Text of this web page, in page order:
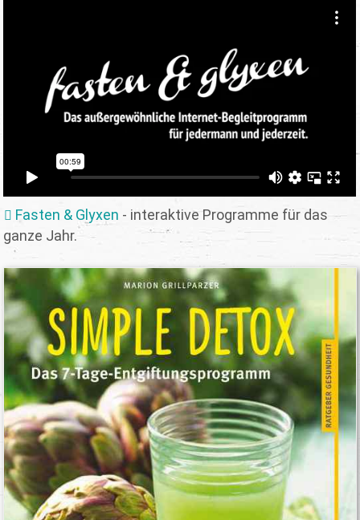
Fasten & Glyxen - interaktive Programme für das
ganze Jahr.